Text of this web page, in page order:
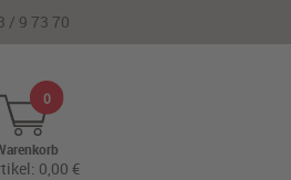
/ 9 73 70
0
0,00 €